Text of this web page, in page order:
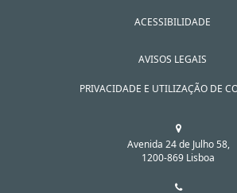
ACESSIBILIDADE
AVISOS LEGAIS
PRIVACIDADE E UTILIZAÇÃO DE
Avenida 24 de Julho 58,
1200-869 Lisboa